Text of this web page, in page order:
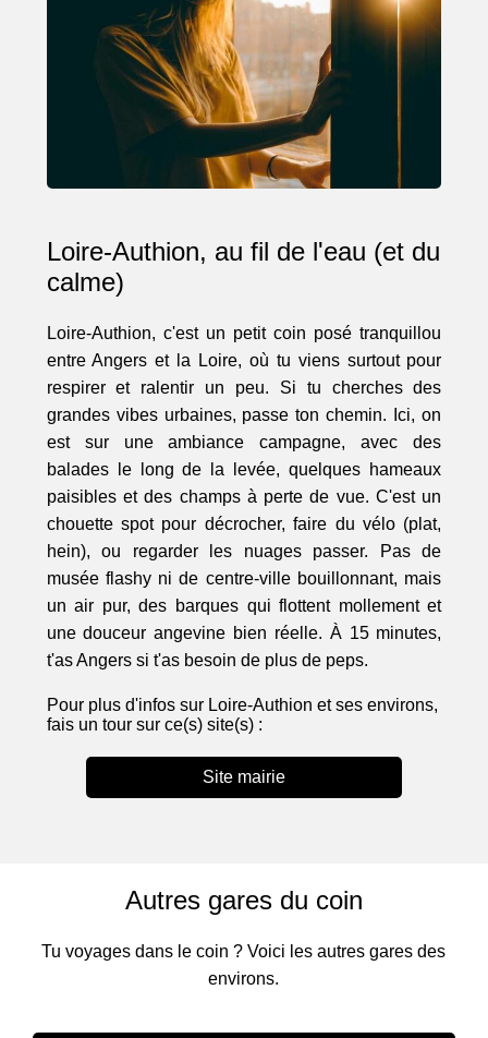
Loire-Authion, au fil de l'eau (et du
calme)
Loire-Authion, c'est un petit coin posé tranquillou
entre Angers et la Loire, où tu viens surtout pour
respirer et ralentir un peu. Si tu cherches des
grandes vibes urbaines, passe ton chemin. Ici, on
est sur une ambiance campagne, avec des
balades le long de la levée, quelques hameaux
paisibles et des champs à perte de vue. C'est un
chouette spot pour décrocher, faire du vélo (plat,
hein), ou regarder les nuages passer. Pas de
musée flashy ni de centre-ville bouillonnant, mais
un air pur, des barques qui flottent mollement et
une douceur angevine bien réelle. À 15 minutes,
t'as Angers si t'as besoin de plus de peps.
Pour plus d'infos sur Loire-Authion et ses environs,
fais un tour sur ce(s) site(s) :
Site mairie
Autres gares du coin
Tu voyages dans le coin ? Voici les autres gares des
environs.